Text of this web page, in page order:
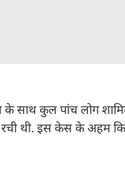
साथ कुल पांच लोग
थी. इस केस के अहम